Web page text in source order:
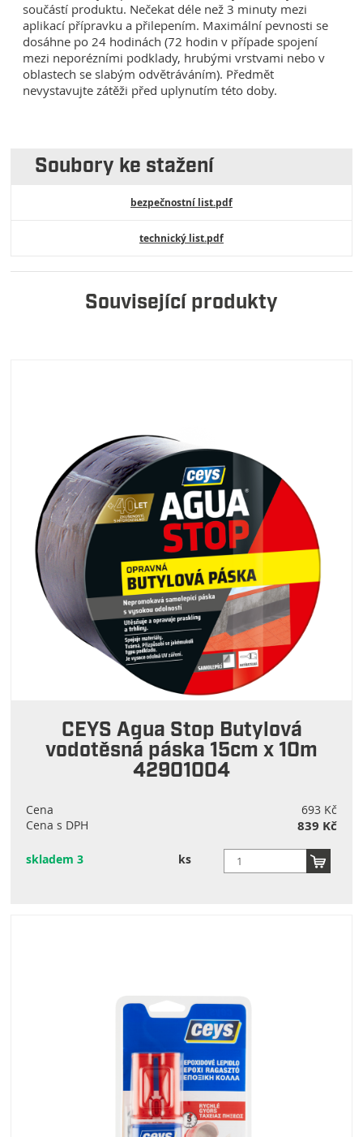
součástí produktu. Nečekat déle než 3 minuty mezi
aplikací přípravku a přilepením. Maximální pevnosti se
dosáhne po 24 hodinách (72 hodin v případe spojení
mezi neporézními podklady, hrubými vrstvami nebo v
oblastech se slabým odvětráváním). Předmět
nevystavujte zátěži před uplynutím této doby.
Soubory ke stažení
bezpečnostní list.pdf
technický list.pdf
Související produkty
CEYS Agua Stop Butylová
vodotěsná páska 15cm x 10m
42901004
Cena
693 Kč
Cena s DPH
839 Kč
skladem 3 ks